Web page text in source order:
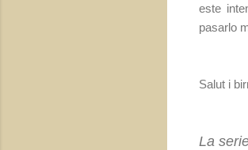
este
pasarlo
Salut i
La